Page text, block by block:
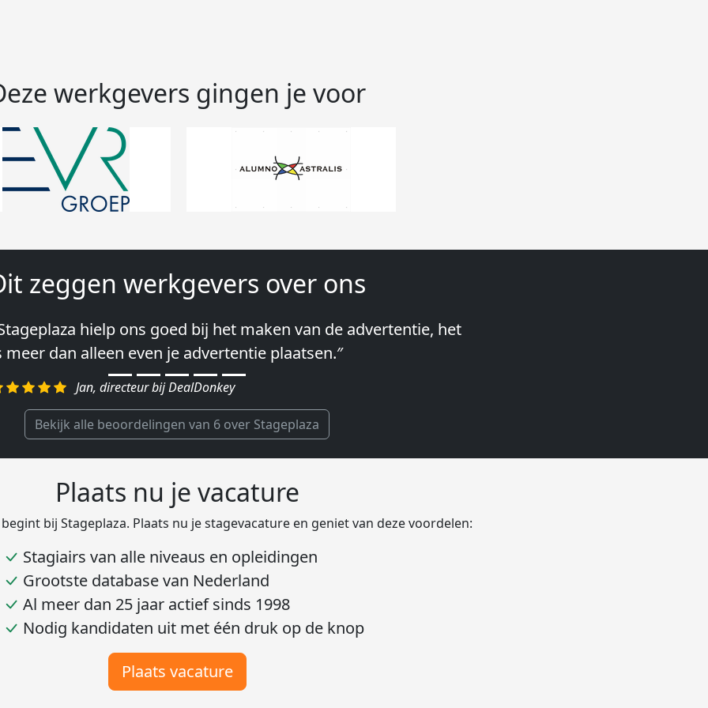
werkgevers gingen je voor
zeggen werkgevers over ons
hielp ons goed bij het maken van de advertentie, het
meer dan alleen even je advertentie plaatsen.″
Jan, directeur bij DealDonkey
hebben in ieder geval prima ervaringen met Stageplaza:
keer weer weet Stageplaza prima kandidaten snel te
Harald, Head of Shared Service Center bij VION Food Netherlands
Plaats nu je vacature
begint bij Stageplaza. Plaats nu je stagevacature en geniet van deze voordelen:
Stagiairs van alle niveaus en opleidingen
Grootste database van Nederland
Al meer dan 25 jaar actief sinds 1998
Nodig kandidaten uit met één druk op de knop
Plaats vacature